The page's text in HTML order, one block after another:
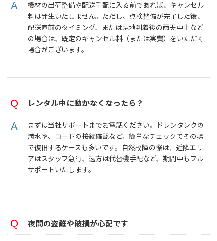
機材の出荷整備や配送手配に入る前であれば、キャンセル
料は発生いたしません。ただし、点検整備が完了した後、
配送直前のタイミング、または現地到着後の雨天中止など
の場合は、既定のキャンセル料（または実費）をいただく
場合がございます。
レンタル中に動かなくなったら？
まずは当社サポートまでお電話ください。ドレンタンクの
満水や、コードの接続確認など、簡単なチェックでその場
で復旧するケースも多いです。自然故障の際は、近隣エリ
アはスタッフ急行、遠方は代替機手配など、期間中もフル
サポートいたします。
夜間の盗難や破損が心配です